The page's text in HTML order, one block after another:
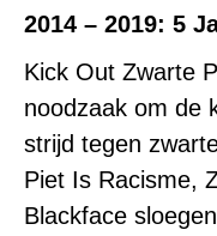
2014 – 2019: 5
Kick Out Zwarte
noodzaak om de
strijd tegen
Piet Is Racisme,
Blackface